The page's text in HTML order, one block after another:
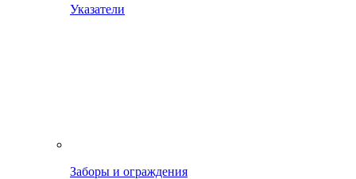
Указатели
Заборы и ограждения